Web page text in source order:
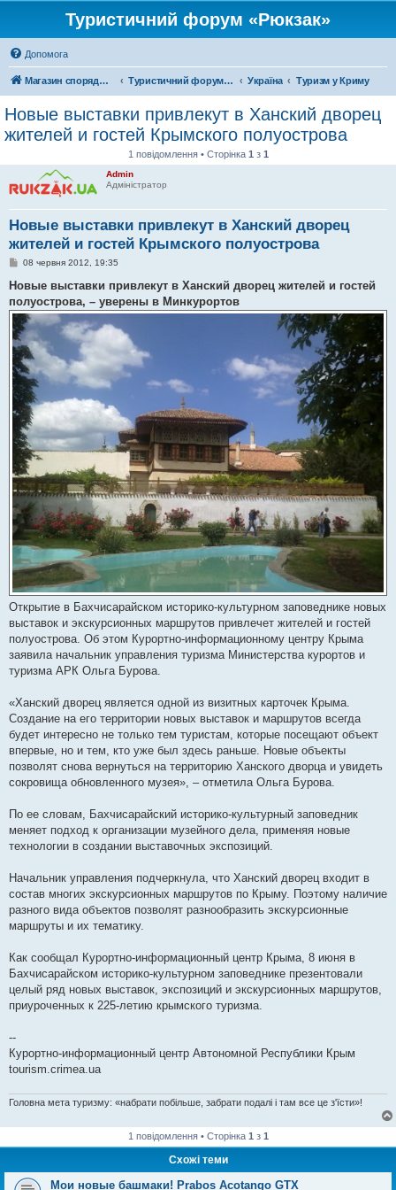
Туристичний форум «Рюкзак»
Допомога
Магазин спорядження Туристичний форум «Рюкзак» Україна Туризм у Криму
Новые выставки привлекут в Ханский дворец
жителей и гостей Крымского полуострова
1 повідомлення • Сторінка 1 з 1
Admin
Адміністратор
Новые выставки привлекут в Ханский дворец
жителей и гостей Крымского полуострова
П
в
д
о
м
л
е
н
н
я
08 червня 2012, 19:35
Новые выставки привлекут в Ханский дворец жителей и гостей
полуострова, – уверены в Минкурортов
Открытие в Бахчисарайском историко-культурном заповеднике новых
выставок и экскурсионных маршрутов привлечет жителей и гостей
полуострова. Об этом Курортно-информационному центру Крыма
заявила начальник управления туризма Министерства курортов и
туризма АРК Ольга Бурова.
«Ханский дворец является одной из визитных карточек Крыма.
Создание на его территории новых выставок и маршрутов всегда
будет интересно не только тем туристам, которые посещают объект
впервые, но и тем, кто уже был здесь раньше. Новые объекты
позволят снова вернуться на территорию Ханского дворца и увидеть
сокровища обновленного музея», – отметила Ольга Бурова.
По ее словам, Бахчисарайский историко-культурный заповедник
меняет подход к организации музейного дела, применяя новые
технологии в создании выставочных экспозиций.
Начальник управления подчеркнула, что Ханский дворец входит в
состав многих экскурсионных маршрутов по Крыму. Поэтому наличие
разного вида объектов позволят разнообразить экскурсионные
маршруты и их тематику.
Как сообщал Курортно-информационный центр Крыма, 8 июня в
Бахчисарайском историко-культурном заповеднике презентовали
целый ряд новых выставок, экспозиций и экскурсионных маршрутов,
приуроченных к 225-летию крымского туризма.
--
Курортно-информационный центр Автономной Республики Крым
tourism.crimea.ua
Головна мета туризму: «набрати побільше, забрати подалі і там все це з'їсти»!
1 повідомлення • Сторінка 1 з 1
Схожі теми
Мои новые башмаки! Prabos Acotango GTX